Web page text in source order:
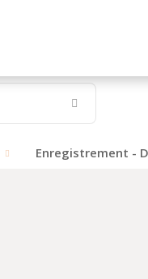
Enregistrement -